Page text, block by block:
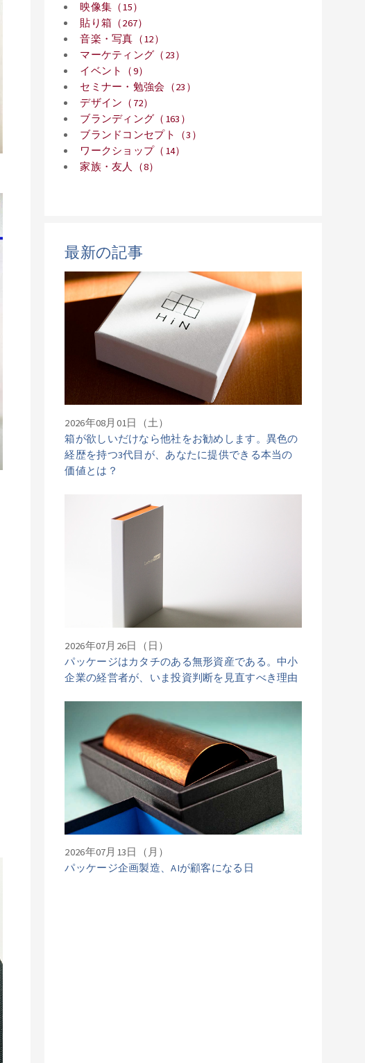
映像集（15）
貼り箱（267）
音楽・写真（12）
マーケティング（23）
イベント（9）
セミナー・勉強会（23）
デザイン（72）
ブランディング（163）
ブランドコンセプト（3）
ワークショップ（14）
家族・友人（8）
最新の記事
2026年08月01日（土）
箱が欲しいだけなら他社をお勧めします。異色の
経歴を持つ3代目が、あなたに提供できる本当の
価値とは？
2026年07月26日（日）
パッケージはカタチのある無形資産である。中小
企業の経営者が、いま投資判断を見直すべき理由
2026年07月13日（月）
パッケージ企画製造、AIが顧客になる日